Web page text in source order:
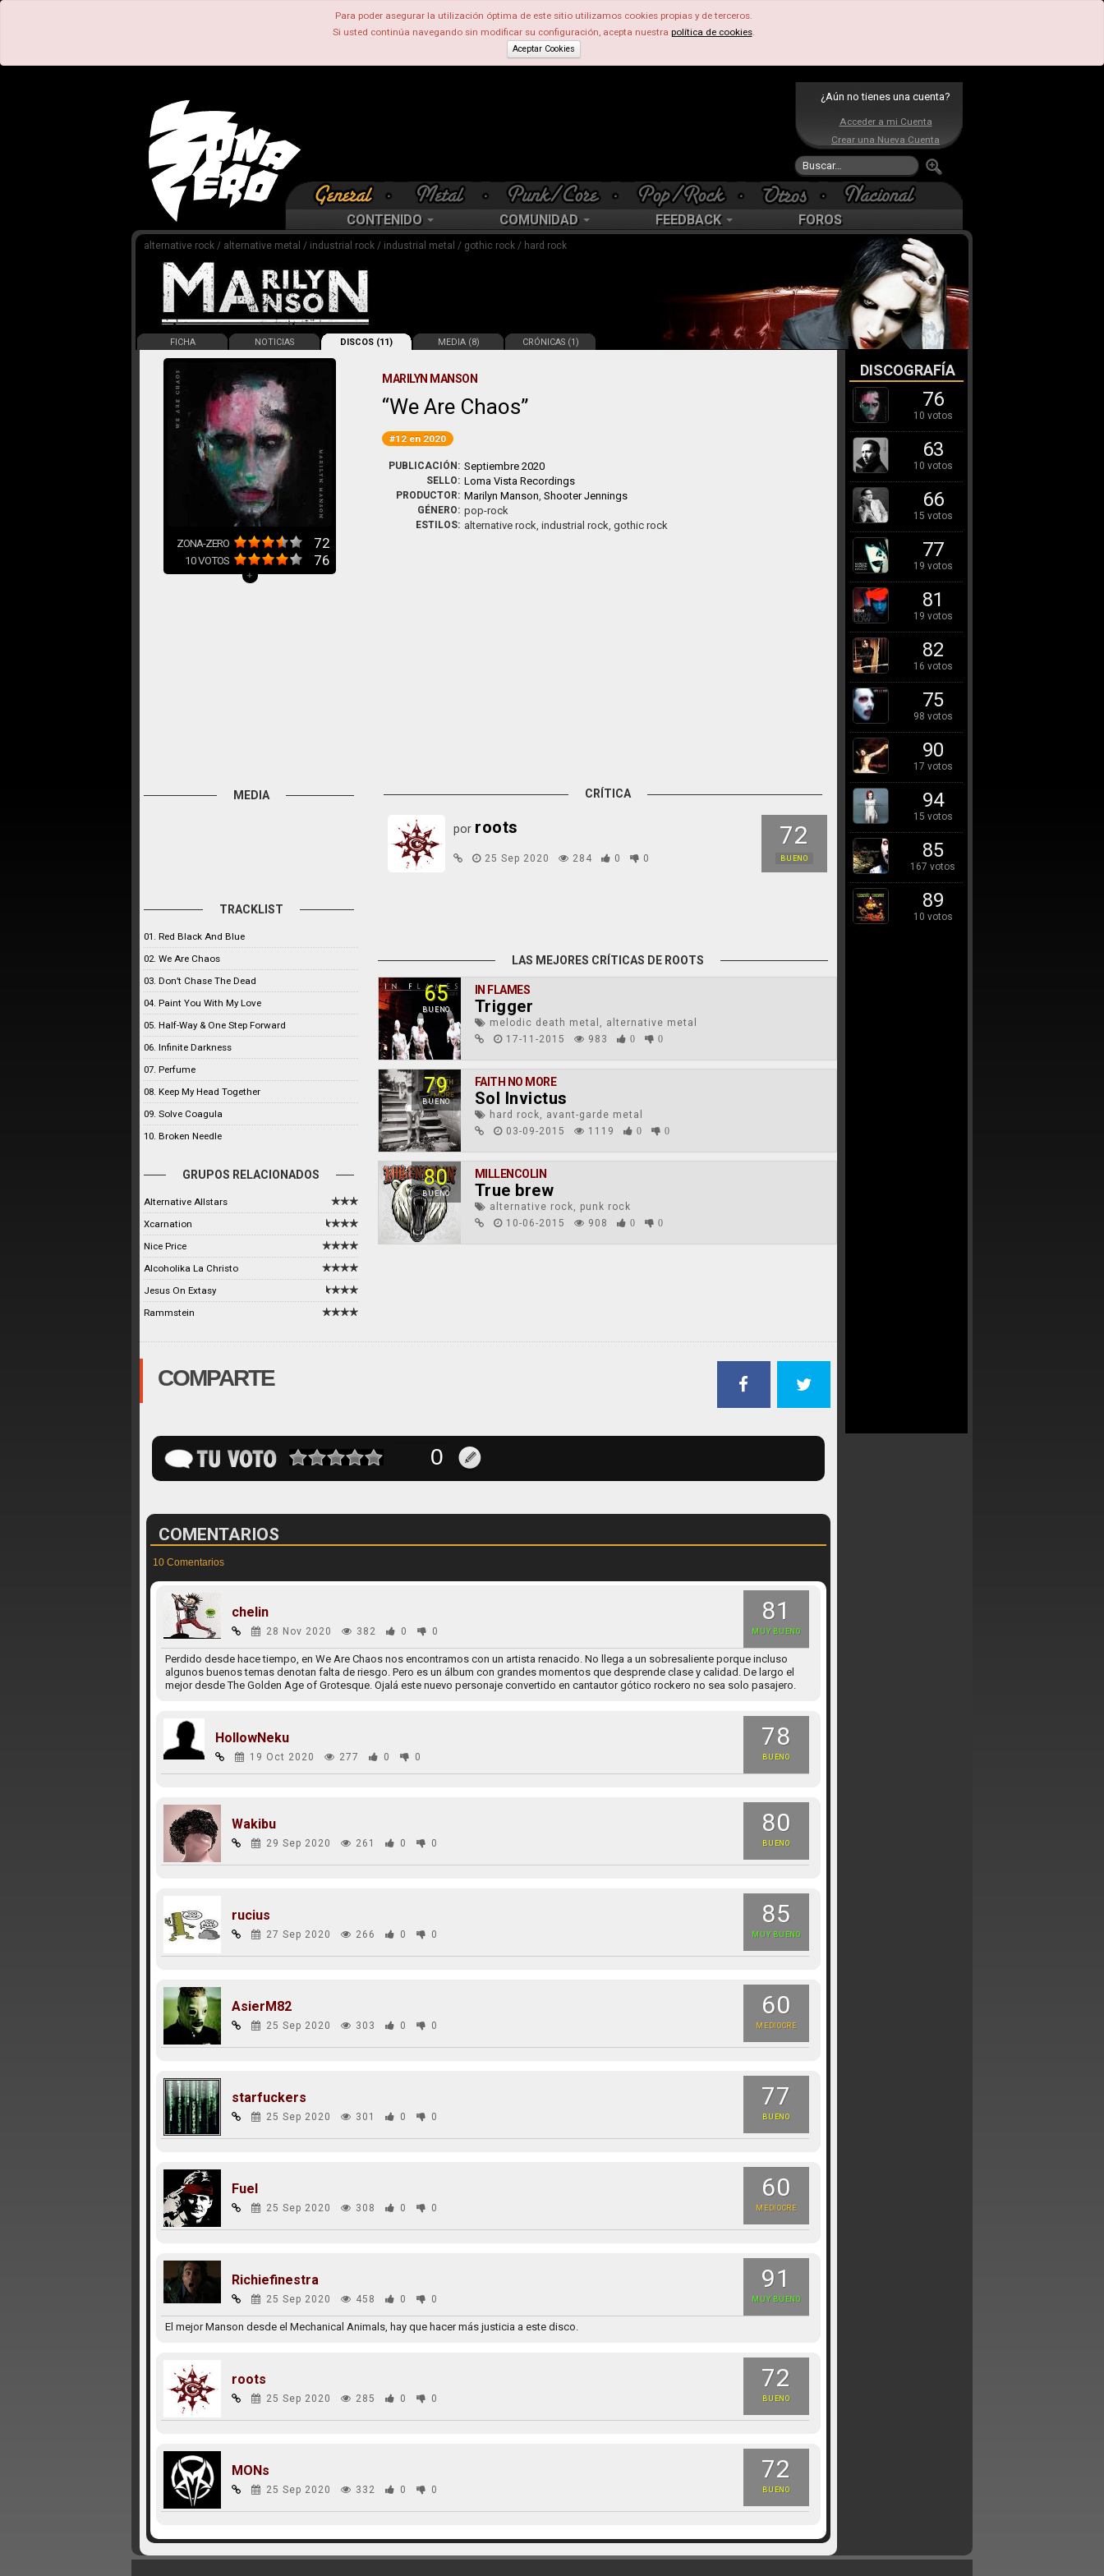
Para poder asegurar la utilización óptima de este sitio utilizamos cookies propias y de terceros.
Si usted continúa navegando sin modificar su configuración, acepta nuestra política de cookies.
Aceptar Cookies
¿Aún no tienes una cuenta?
Acceder a mi Cuenta
Crear una Nueva Cuenta
CONTENIDO COMUNIDAD FEEDBACK FOROS
alternative rock / alternative metal / industrial rock / industrial metal / gothic rock / hard rock
FICHA NOTICIAS DISCOS (11) MEDIA (8) CRÓNICAS (1)
ZONA-ZERO 72
10VOTOS 76
+
MARILYN MANSON
We Are Chaos
#12 en 2020
PUBLICACIÓN: Septiembre 2020
SELLO: Loma Vista Recordings
PRODUCTOR: Marilyn Manson,Shooter Jennings
GÉNERO: pop-rock
ESTILOS: alternative rock, industrial rock, gothic rock
MEDIA
TRACKLIST
01. Red Black And Blue
02. We Are Chaos
03. Don’t Chase The Dead
04. Paint You With My Love
05. Half-Way & One Step Forward
06. Infinite Darkness
07. Perfume
08. Keep My Head Together
09. Solve Coagula
10. Broken Needle
GRUPOS RELACIONADOS
Alternative Allstars
Xcarnation
Nice Price
Alcoholika La Christo
Jesus On Extasy
Rammstein
CRÍTICA
72
BUENO
por roots
25 Sep 2020 284 0 0
LAS MEJORES CRÍTICAS DE ROOTS
65
BUENO
IN FLAMES
Trigger
melodic death metal, alternative metal
17-11-2015
983 0 0
79
BUENO
FAITH NO MORE
Sol Invictus
hard rock, avant-garde metal
03-09-2015
1119 0 0
80
BUENO
MILLENCOLIN
True brew
alternative rock, punk rock
10-06-2015
908 0 0
COMPARTE
COMENTARIOS
10 Comentarios
81
MUY BUENO
chelin
28 Nov 2020 382 0 0
Perdido desde hace tiempo, en We Are Chaos nos encontramos con un artista renacido. No llega a un sobresaliente porque incluso
algunos buenos temas denotan falta de riesgo. Pero es un álbum con grandes momentos que desprende clase y calidad. De largo el
mejor desde The Golden Age of Grotesque. Ojalá este nuevo personaje convertido en cantautor gótico rockero no sea solo pasajero.
78
BUENO
HollowNeku
19 Oct 2020 277 0 0
80
BUENO
Wakibu
29 Sep 2020 261 0 0
85
MUY BUENO
rucius
27 Sep 2020 266 0 0
60
MEDIOCRE
AsierM82
25 Sep 2020 303 0 0
77
BUENO
starfuckers
25 Sep 2020 301 0 0
60
MEDIOCRE
Fuel
25 Sep 2020 308 0 0
91
MUY BUENO
Richiefinestra
25 Sep 2020 458 0 0
El mejor Manson desde el Mechanical Animals, hay que hacer más justicia a este disco.
72
BUENO
roots
25 Sep 2020 285 0 0
72
BUENO
MONs
25 Sep 2020 332 0 0
DISCOGRAFÍA
76
10 votos
63
10 votos
66
15 votos
77
19 votos
81
19 votos
82
16 votos
75
98 votos
90
17 votos
94
15 votos
85
167 votos
89
10 votos